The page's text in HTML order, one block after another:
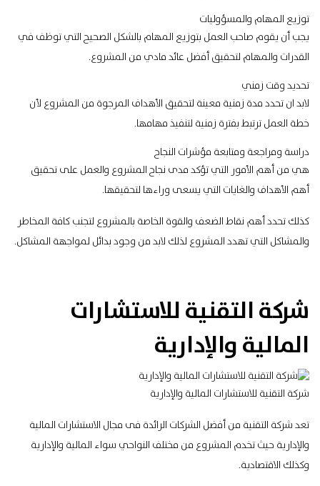
توزيع المهام والمسؤوليات
يجب أن يقوم صاحب العمل بتوزيع المهام بالشكل الصحيح التي توظف في
القدرات والمهام لتحقيق أفضل عائد مادي من المشروع.
تحديد وقت زمني
لابد ان تحدد مدة زمنية معينة لتحقيق الأهداف المرجوة من المشروع لأن
خطة العمل ترتبط بفترة زمنية لتنفيذ مهامها.
دراسة ومراجعة ومتابعة مؤشرات النجاح
هي من أهم الأمور التي تؤكد مدى نجاح المشروع والعمل على تحقيق
أهم الأهداف والغايات التي يسعى وراءها لتحقيقها.
كذلك تحدد أهم نقاط الضعف والقوة الخاصة بالمشروع لتجنب كافة المخاطر
والمشاكل التي تهدد المشروع لذلك لابد من وجود بدائل لمواجهة المشاكل.
شركة التقنية للاستشارات
المالية والإدارية
شركة التقنية للاستشارات المالية والإدارية
تعد شركة التقنية من أفضل الشركات الرائدة فى مجال الاستشارات المالية
والإدارية حيث تخدم المشروع من مختلف النواحي سواء المالية والإدارية
وكذلك الاقتصادية.